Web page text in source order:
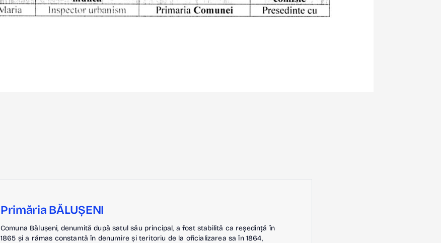
Primăria BĂLUȘENI
Comuna Bălușeni, denumită după satul său principal, a fost stabilită ca reședință în
1865 și a rămas constantă în denumire și teritoriu de la oficializarea sa în 1864,